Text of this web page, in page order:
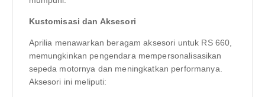
Kustomisasi dan Aksesori
Aprilia menawarkan beragam aksesori untuk RS 660,
memungkinkan pengendara mempersonalisasikan
sepeda motornya dan meningkatkan performanya.
Aksesori ini meliputi: